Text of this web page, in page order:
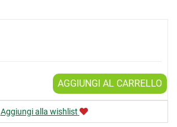
AGGIUNGI AL CARRELLO
Aggiungi alla wishlist